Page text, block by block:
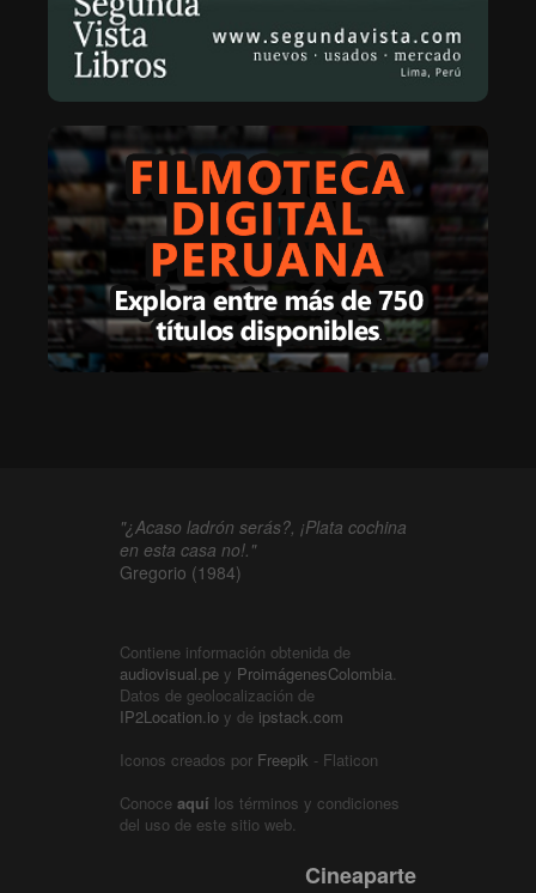
"¿Acaso ladrón serás?, ¡Plata cochina
en esta casa no!."
Gregorio (1984)
Contiene información obtenida de
audiovisual.pe y ProimágenesColombia.
Datos de geolocalización de
IP2Location.io y de ipstack.com
Iconos creados por Freepik - Flaticon
Conoce aquí los términos y condiciones
del uso de este sitio web.
Cineaparte